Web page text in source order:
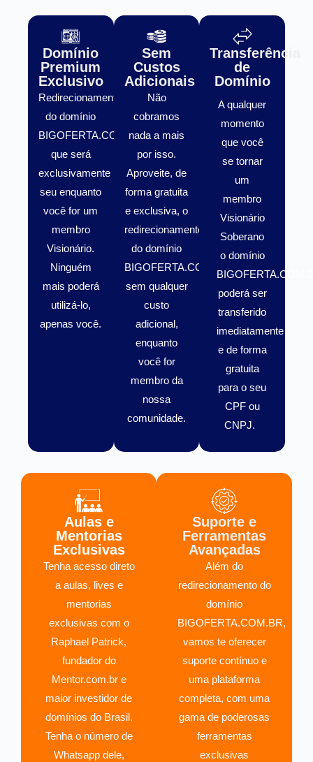
Domínio
Premium
Exclusivo
Redirecionamento
do domínio
BIGOFERTA.COM.BR
que será
exclusivamente
seu enquanto
você for um
membro
Visionário.
Ninguém
mais poderá
utilizá-lo,
apenas você.
Sem
Custos
Adicionais
Não
cobramos
nada a mais
por isso.
Aproveite, de
forma gratuita
e exclusiva, o
redirecionamento
do domínio
BIGOFERTA.COM.BR
sem qualquer
custo
adicional,
enquanto
você for
membro da
nossa
comunidade.
Transferência
de
Domínio
A qualquer
momento
que você
se tornar
um
membro
Visionário
Soberano
o domínio
poderá ser
transferido
imediatamente
e de forma
gratuita
para o seu
CPF ou
CNPJ.
Aulas e
Mentorias
Exclusivas
Tenha acesso direto
a aulas, lives e
mentorias
exclusivas com o
Raphael Patrick,
fundador do
Mentor.com.br e
maior investidor de
domínios do Brasil.
Tenha o número de
Whatsapp dele,
Suporte e
Ferramentas
Avançadas
Além do
redirecionamento do
domínio
BIGOFERTA.COM.BR,
vamos te oferecer
suporte contínuo e
uma plataforma
completa, com uma
gama de poderosas
ferramentas
exclusivas